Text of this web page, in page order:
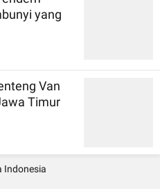
yang
Van
Timur